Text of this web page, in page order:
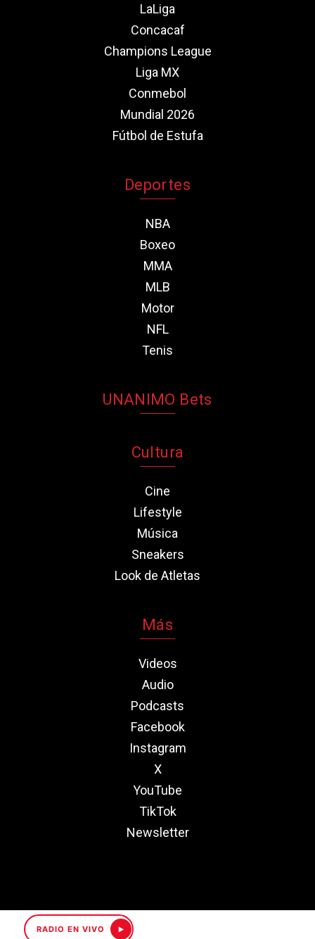
RADIO EN VIVO
LaLiga
Concacaf
Champions League
Liga MX
Conmebol
Mundial 2026
Fútbol de Estufa
Deportes
NBA
Boxeo
MMA
MLB
Motor
NFL
Tenis
UNANIMO Bets
Cultura
Cine
Lifestyle
Música
Sneakers
Look de Atletas
Más
Videos
Audio
Podcasts
Facebook
Instagram
X
YouTube
TikTok
Newsletter